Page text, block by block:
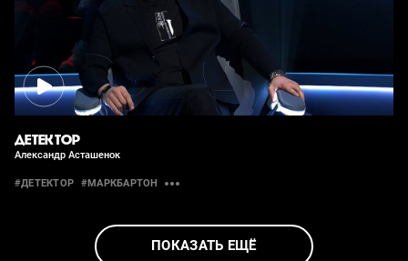
ДЕТЕКТОР
Александр Асташенок
#ДЕТЕКТОР #МАРКБАРТОН
ПОКАЗАТЬ ЕЩЁ